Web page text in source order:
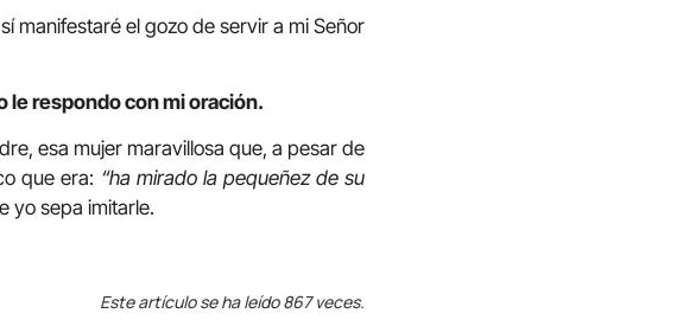
manifestaré el gozo de servir a mi Señor
le respondo con mi oración.
esa mujer maravillosa que, a pesar de
que era: “ha mirado la pequeñez de su
yo sepa imitarle.
Este artículo se ha leído 867 veces.